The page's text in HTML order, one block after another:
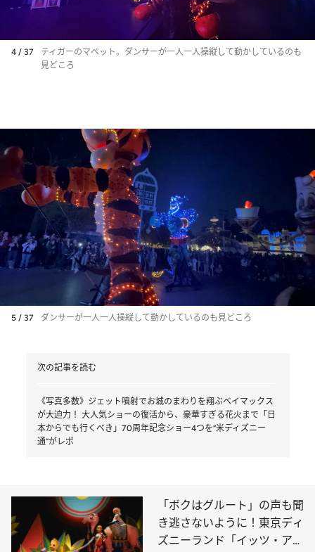
4 / 37
ティガーのマペット。ダンサーが一人一人操縦して動かしているのも
見どころ
5 / 37 ダンサーが一人一人操縦して動かしているのも見どころ
次の記事を読む
《写真多数》ジェット噴射でお城のまわりを翔ぶベイマックス
が大迫力！ 大人気ショーの復活から、豪華すぎる花火まで「日
本からでも行くべき」70周年記念ショー4つを“米ディズニー
通”がレポ
「ボクはグルート」の声も聞
き逃さないように！東京ディ
ズニーランド「イッツ・ア・